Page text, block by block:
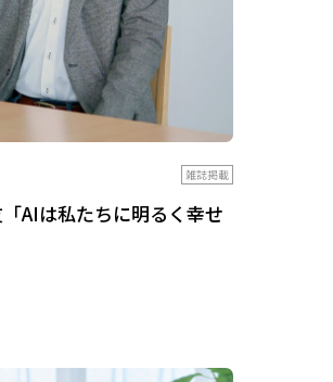
雑誌掲載
AIは私たちに明るく幸せ